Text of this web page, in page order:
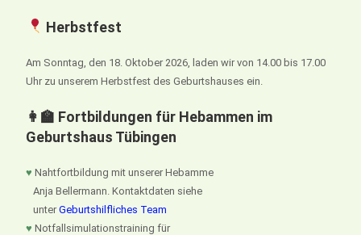
Herbstfest
Am Sonntag, den 18. Oktober 2026, laden wir von 14.00 bis 17.00
Uhr zu unserem Herbstfest des Geburtshauses ein.
👩‍🏫 Fortbildungen für Hebammen im
Geburtshaus Tübingen
♥ Nahtfortbildung mit unserer Hebamme
Anja Bellermann. Kontaktdaten siehe
unterGeburtshilfliches Team
♥ Notfallsimulationstraining für